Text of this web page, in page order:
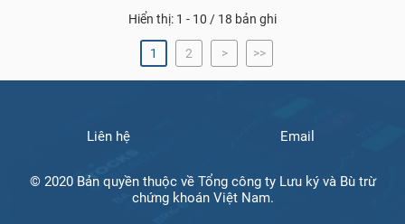
Hiển thị: 1 - 10 / 18 bản ghi
1 2 > >>
Liên hệ Email
© 2020 Bản quyền thuộc về Tổng công ty Lưu ký và Bù trừ
chứng khoán Việt Nam.